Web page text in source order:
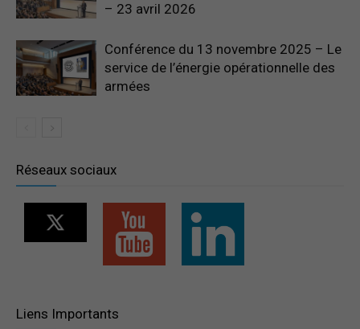
– 23 avril 2026
Conférence du 13 novembre 2025 – Le
service de l’énergie opérationnelle des
armées
Réseaux sociaux
Liens Importants